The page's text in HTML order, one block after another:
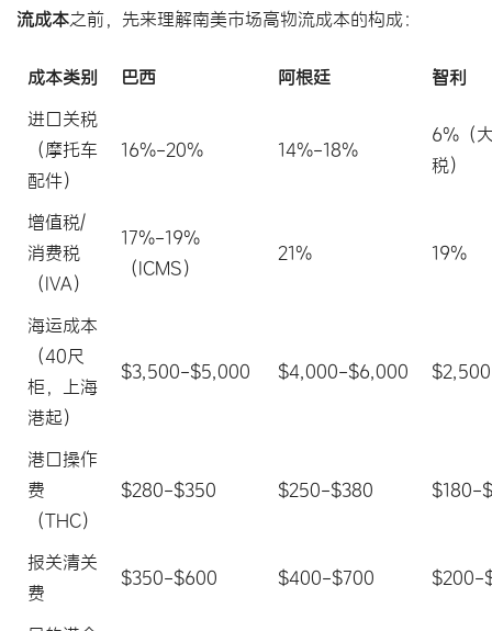
流成本之前，先来理解南美市场高物流成本的构成：
成本类别 巴西 阿根廷
智利
进口关税
（摩托车
配件）
16%-20% 14%-18%
6%（
税）
增值税/
消费税
（IVA）
17%-19%
（ICMS）
21% 19%
海运成本
（40尺
柜，上海
港起）
$3,500-$5,000 $4,000-$6,000
港口操作
费
（THC）
$280-$350 $250-$380 $180-
报关清关
费
$350-$600 $400-$700 $200-